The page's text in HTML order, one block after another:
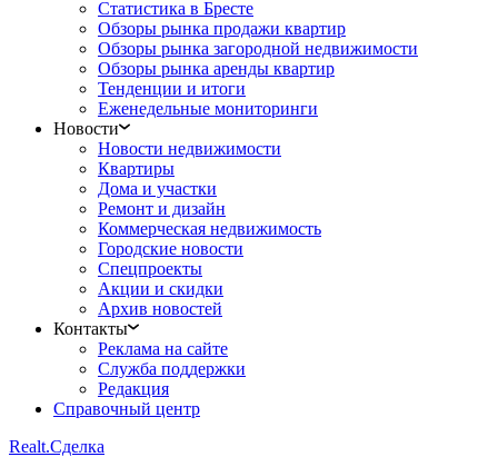
Статистика в Бресте
Обзоры рынка продажи квартир
Обзоры рынка загородной недвижимости
Обзоры рынка аренды квартир
Тенденции и итоги
Еженедельные мониторинги
Новости
Новости недвижимости
Квартиры
Дома и участки
Ремонт и дизайн
Коммерческая недвижимость
Городские новости
Спецпроекты
Акции и скидки
Архив новостей
Контакты
Реклама на сайте
Служба поддержки
Редакция
Справочный центр
Realt.Сделка